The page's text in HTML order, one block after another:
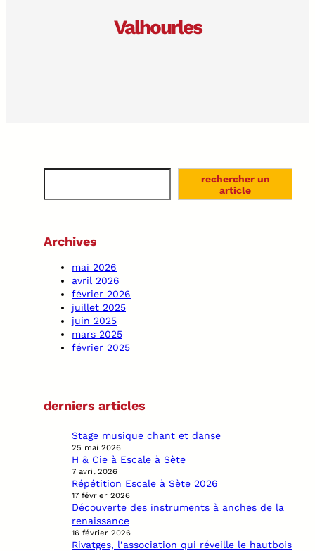
Valhourles
a
h
rechercher un
article
Archives
mai 2026
avril 2026
février 2026
juillet 2025
juin 2025
mars 2025
février 2025
derniers articles
Stage musique chant et danse
25 mai 2026
H & Cie à Escale à Sète
7 avril 2026
Répétition Escale à Sète 2026
17 février 2026
Découverte des instruments à anches de la
renaissance
16 février 2026
Rivatges, l’association qui réveille le hautbois